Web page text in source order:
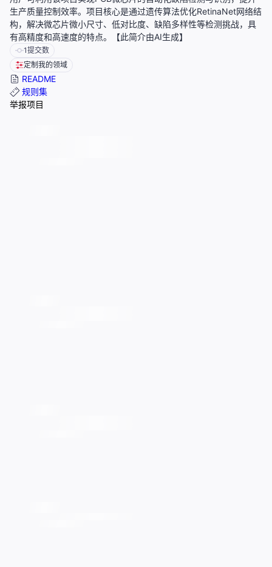
生产质量控制效率。项目核心是通过遗传算法优化RetinaNet网络结
构，解决微芯片微小尺寸、低对比度、缺陷多样性等检测挑战，具
有高精度和高速度的特点。【此简介由AI生成】
1提交数
定制我的领域
README
规则集
举报项目